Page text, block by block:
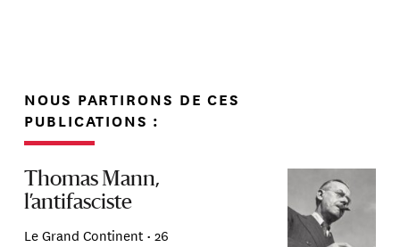
NOUS PARTIRONS DE CES
PUBLICATIONS :
Thomas Mann,
l’antifasciste
Le Grand Continent •26